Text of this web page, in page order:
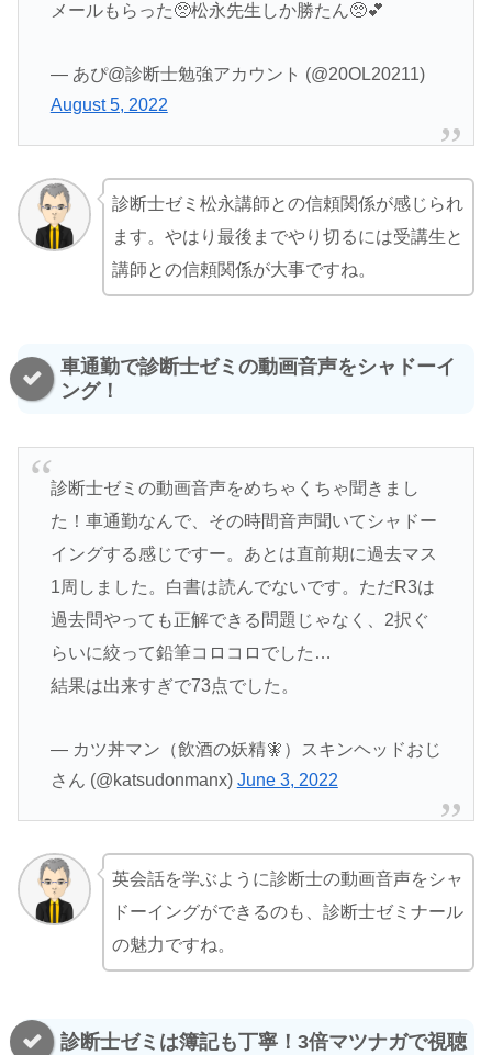
メールもらった🥺松永先生しか勝たん🥺💕
— あぴ@診断士勉強アカウント (@20OL20211)
August 5, 2022
診断士ゼミ松永講師との信頼関係が感じられ
ます。やはり最後までやり切るには受講生と
講師との信頼関係が大事ですね。
車通勤で診断士ゼミの動画音声をシャドーイ
ング！
診断士ゼミの動画音声をめちゃくちゃ聞きまし
た！車通勤なんで、その時間音声聞いてシャドー
イングする感じですー。あとは直前期に過去マス
1周しました。白書は読んでないです。ただR3は
過去問やっても正解できる問題じゃなく、2択ぐ
らいに絞って鉛筆コロコロでした…
結果は出来すぎで73点でした。
— カツ丼マン（飲酒の妖精🧚）スキンヘッドおじ
さん (@katsudonmanx) June 3, 2022
英会話を学ぶように診断士の動画音声をシャ
ドーイングができるのも、診断士ゼミナール
の魅力ですね。
診断士ゼミは簿記も丁寧！3倍マツナガで視聴